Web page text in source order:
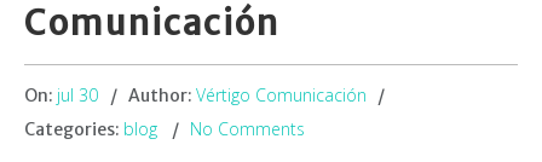
Comunicación
On: jul 30 Author: Vértigo Comunicación
Categories: blog No Comments